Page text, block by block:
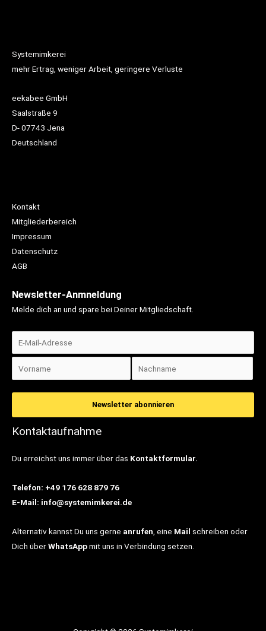
Systemimkerei
mehr Ertrag, weniger Arbeit, geringere Verluste
eekabee GmbH
Saalstraße 9
D- 07743 Jena
Deutschland
Kontakt
Mitgliederbereich
Impressum
Datenschutz
AGB
Newsletter-Anmneldung
Melde dich an und spare bei Deiner Mitgliedschaft.
Kontaktaufnahme
Du erreichst uns immer über das Kontaktformular.
Telefon: +49 176 628 879 76
E-Mail: info@systemimkerei.de
Alternativ kannst Du uns gerne anrufen , eine Mail schreiben oder
Dich überWhatsAppmit uns in Verbindung setzen.